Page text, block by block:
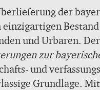
der
einzigartigen
und Urbaren.
zur
und
Grundlage.